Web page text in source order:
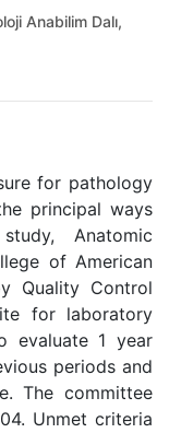
Anabilim Dalı,
for pathology
principal ways
Anatomic
of American
Quality Control
for laboratory
evaluate 1 year
periods and
The committee
Unmet criteria